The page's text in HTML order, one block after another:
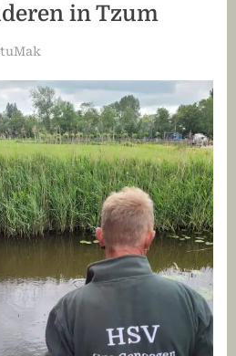
in Tzum